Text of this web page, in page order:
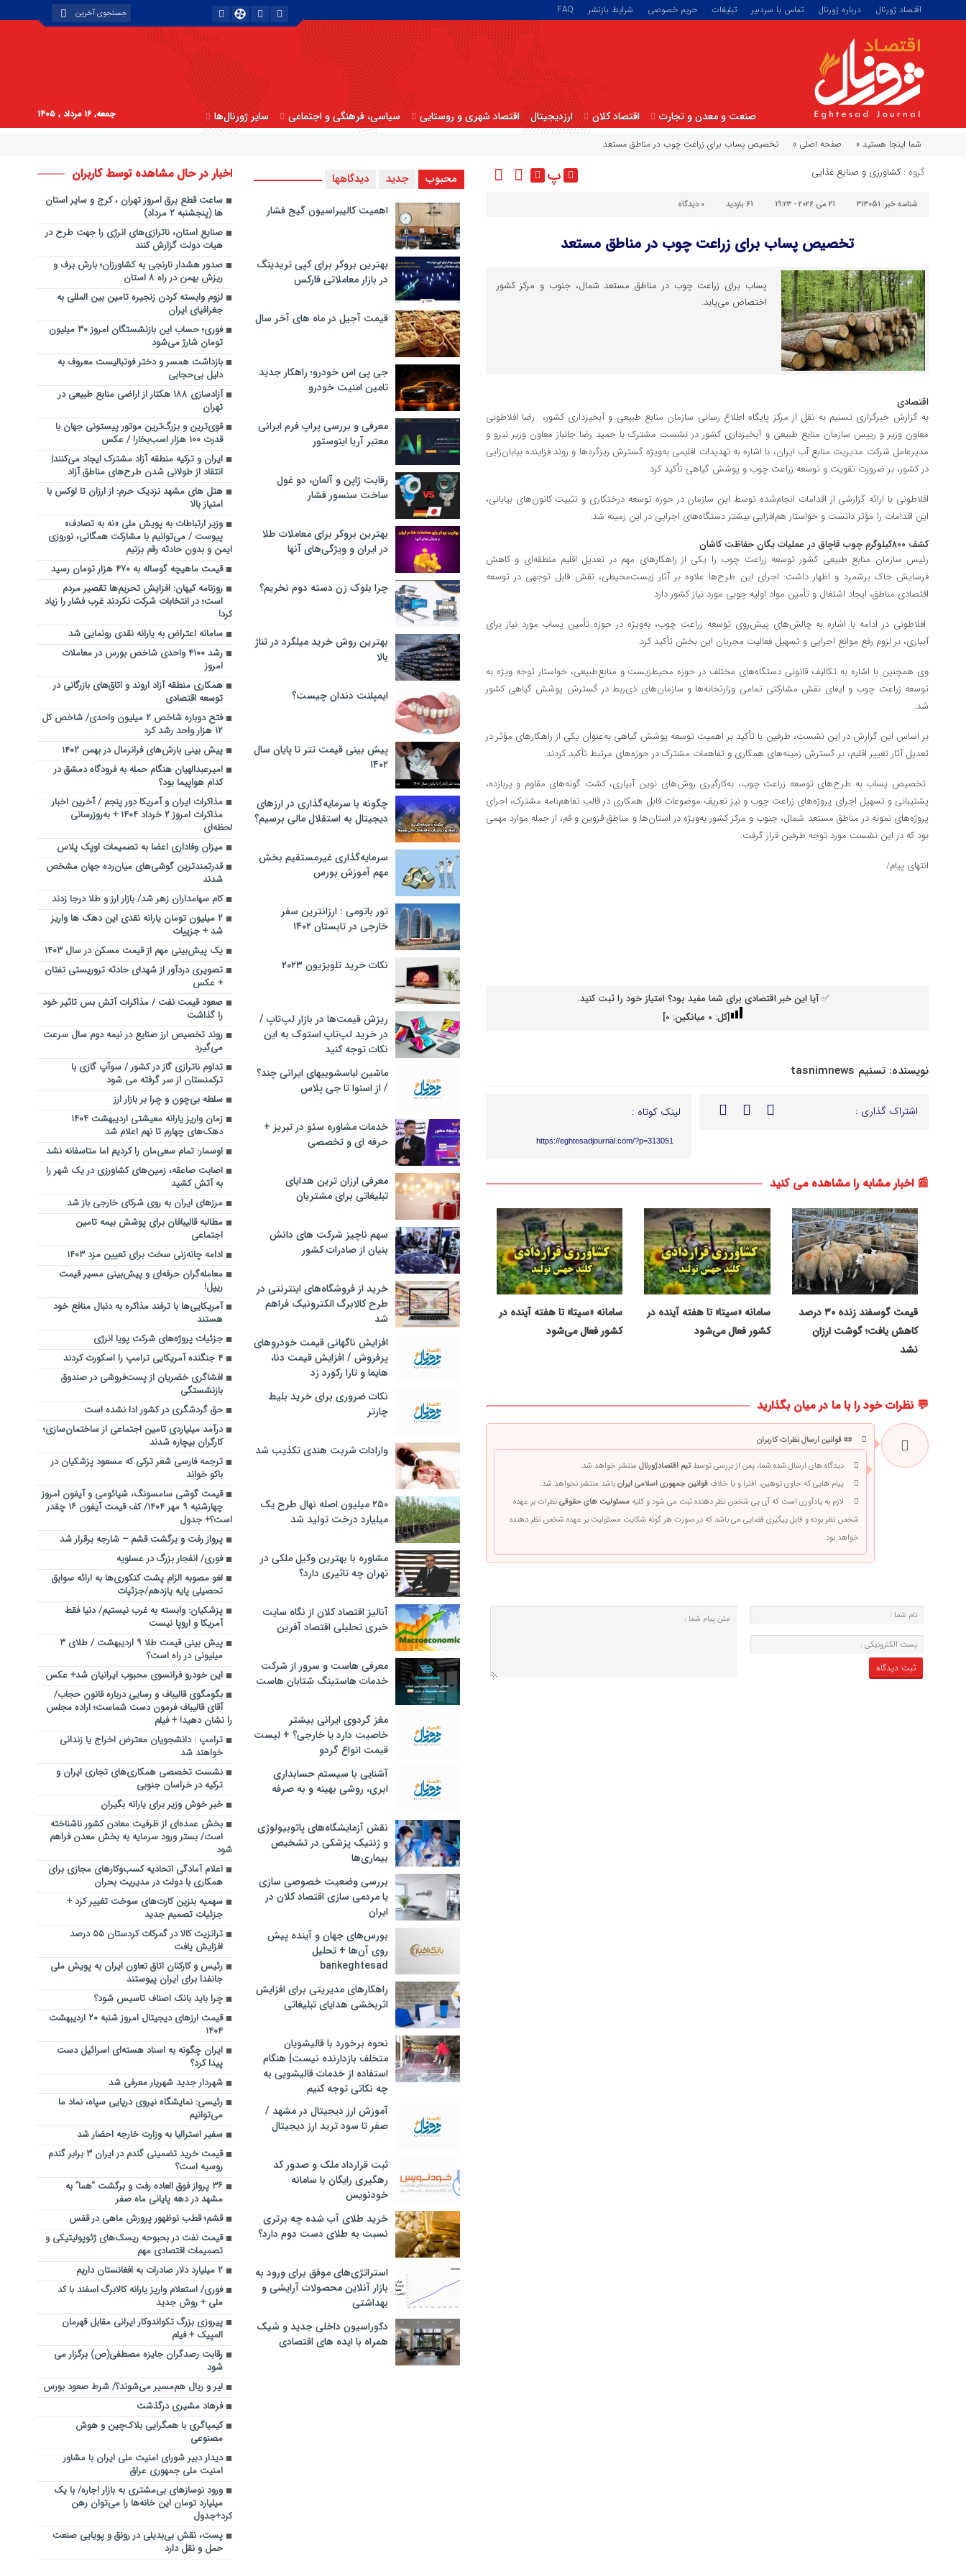
اقتصاد ژورنال درباره ژورنال تماس با سردبیر تبلیغات حریم خصوصی شرایط بازنشر FAQ
صنعت و معدن و تجارت اقتصاد کلان ارزدیجیتال اقتصاد شهری و روستایی سیاسی، فرهنگی و اجتماعی سایر ژورنال‌ها جمعه, ۱۶ مرداد , ۱۴۰۵
شما اینجا هستید » صفحه اصلی » تخصیص پساب برای زراعت چوب در مناطق مستعد
گروه :کشاورزی و صنایع غذایی پ
شناسه خبر: 313051 21 می 2026 - 19:23 61 بازدید ۰ دیدگاه
تخصیص پساب برای زراعت چوب در مناطق مستعد
پساب برای زراعت چوب در مناطق مستعد شمال، جنوب و مرکز کشور
اختصاص می‌یابد.
اقتصادی
به گزارش خبرگزاری تسنیم به نقل از مرکز پایگاه اطلاع رسانی سازمان منابع طبیعی و آبخیزداری کشور، رضا افلاطونی
معاون وزیر و رییس سازمان منابع طبیعی و آبخیزداری کشور در نشست مشترک با حمید رضا جانباز معاون وزیر نیرو و
مدیرعامل شرکت مدیریت منابع آب ایران، با اشاره به تهدیدات اقلیمی به‌ویژه گسترش ریزگردها و روند فزاینده بیابان‌زایی
در کشور، بر ضرورت تقویت و توسعه زراعت چوب و پوشش گیاهی تأکید کرد.
افلاطونی با ارائه گزارشی از اقدامات انجام‌شده توسط این سازمان در حوزه توسعه درختکاری و تثبیت کانون‌های بیابانی،
این اقدامات را مؤثر دانست و خواستار هم‌افزایی بیشتر دستگاه‌های اجرایی در این زمینه شد.
کشف ۸۰۰کیلوگرم چوب قاچاق در عملیات یگان حفاظت کاشان
رئیس سازمان منابع طبیعی کشور توسعه زراعت چوب را یکی از راهکارهای مهم در تعدیل اقلیم منطقه‌ای و کاهش
فرسایش خاک برشمرد و اظهار داشت: اجرای این طرح‌ها علاوه بر آثار زیست‌محیطی، نقش قابل توجهی در توسعه
اقتصادی مناطق، ایجاد اشتغال و تأمین مواد اولیه چوبی مورد نیاز کشور دارد.
افلاطونی در ادامه با اشاره به چالش‌های پیش‌روی توسعه زراعت چوب، به‌ویژه در حوزه تأمین پساب مورد نیاز برای
آبیاری، بر لزوم رفع موانع اجرایی و تسهیل فعالیت مجریان این بخش تأکید کرد.
وی همچنین با اشاره به تکالیف قانونی دستگاه‌های مختلف در حوزه محیط‌زیست و منابع‌طبیعی، خواستار توجه ویژه به
توسعه زراعت چوب و ایفای نقش مشارکتی تمامی وزارتخانه‌ها و سازمان‌های ذی‌ربط در گسترش پوشش گیاهی کشور
شد.
بر اساس این گزارش در این نشست، طرفین با تأکید بر اهمیت توسعه پوشش گیاهی به‌عنوان یکی از راهکارهای مؤثر در
تعدیل آثار تغییر اقلیم، بر گسترش زمینه‌های همکاری و تفاهمات مشترک در حوزه‌های مرتبط تأکید کردند.
تخصیص پساب به طرح‌های توسعه زراعت چوب، به‌کارگیری روش‌های نوین آبیاری، کشت گونه‌های مقاوم و پربازده،
پشتیبانی و تسهیل اجرای پروژه‌های زراعت چوب و نیز تعریف موضوعات قابل همکاری در قالب تفاهم‌نامه مشترک، اجرای
پروژه‌های نمونه در مناطق مستعد شمال، جنوب و مرکز کشور به‌ویژه در استان‌ها و مناطق قزوین و قم، از جمله موارد مهمی
بود که در این نشست مورد توجه طرفین قرار گرفت.
انتهای پیام/
✅ آیا این خبر اقتصادی برای شما مفید بود؟ امتیاز خود را ثبت کنید.
[کل: 0 میانگین: 0
]
نویسنده: تسنیم tasnimnews
اشتراک گذاری : لینک کوتاه :
https://eghtesadjournal.com/?p=313051
📰 اخبار مشابه را مشاهده می کنید
قیمت گوسفند زنده ۳۰ درصد
کاهش یافت؛ گوشت ارزان
نشد
سامانه «سیتا» تا هفته آینده در
کشور فعال می‌شود
سامانه «سیتا» تا هفته آینده در
کشور فعال می‌شود
💬 نظرات خود را با ما در میان بگذارید
📜 قوانین ارسال نظرات کاربران
دیدگاه های ارسال شده شما، پس از بررسی توسط تیم اقتصادژورنال منتشر خواهد شد.
پیام هایی که حاوی توهین، افترا و یا خلاف قوانین جمهوری اسلامی ایرانباشد منتشر نخواهد شد.
لازم به یادآوری است که آی پی شخص نظر دهنده ثبت می شود و کلیه مسئولیت های حقوقینظرات بر عهده
شخص نظر بوده و قابل پیگیری قضایی می باشد که در صورت هر گونه شکایت مسئولیت بر عهده شخص نظر دهنده
خواهد بود.
محبوب جدید دیدگاهها
اهمیت کالیبراسیون گیج فشار
بهترین بروکر برای کپی‌ تریدینگ
در بازار معاملاتی فارکس
قیمت آجیل در ماه های آخر سال
جی پی اس خودرو؛ راهکار جدید
تامین امنیت خودرو
معرفی و بررسی پراپ فرم ایرانی
معتبر آریا اینوستور
رقابت ژاپن و آلمان، دو غول
ساخت سنسور فشار
بهترین بروکر برای معاملات طلا
در ایران و ویژگی‌های آنها
چرا بلوک زن دسته دوم نخریم؟
بهترین روش خرید میلگرد در تناژ
بالا
ایمپلنت دندان چیست؟
پیش بینی قیمت تتر تا پایان سال
۱۴۰۲
چگونه با سرمایه‌گذاری در ارزهای
دیجیتال به استقلال مالی برسیم؟
سرمایه‌گذاری غیرمستقیم بخش
مهم آموزش بورس
تور باتومی : ارزانترین سفر
خارجی در تابستان ۱۴۰۲
نکات خرید تلویزیون ۲۰۲۳
ریزش قیمت‌ها در بازار لپ‌تاپ /
در خرید لپ‌تاپ استوک به این
نکات توجه کنید
ماشین لباسشویی‎های ایرانی چند؟
/ از اسنوا تا جی پلاس
خدمات مشاوره سئو در تبریز +
حرفه ای و تخصصی
معرفی ارزان ترین هدایای
تبلیغاتی برای مشتریان
سهم ناچیز شرکت های دانش
بنیان از صادرات کشور
خرید از فروشگاه‌های اینترنتی در
طرح کالابرگ الکترونیک فراهم
شد
افزایش ناگهانی قیمت خودروهای
پرفروش / افزایش قیمت دنا،
هایما و تارا رکورد زد
نکات ضروری برای خرید بلیط
چارتر
وارادات شربت هندی تکذیب شد
۲۵۰ میلیون اصله نهال طرح یک
میلیارد درخت تولید شد
مشاوره با بهترین وکیل ملکی در
تهران چه تاثیری دارد؟
آنالیز اقتصاد کلان از نگاه سایت
خبری تحلیلی اقتصاد آفرین
معرفی هاست و سرور از شرکت
خدمات هاستینگ شتابان هاست
مغز گردوی ایرانی بیشتر
خاصیت دارد یا خارجی؟ + لیست
قیمت انواع گردو
آشنایی با سیستم حسابداری
ابری، روشی بهینه و به صرفه
نقش آزمایشگاه‌های پاتوبیولوژی
و ژنتیک پزشکی در تشخیص
بیماری‌ها
بررسی وضعیت خصوصی سازی
یا مردمی سازی اقتصاد کلان در
ایران
بورس‌های جهان و آینده پیش
روی آن‌ها + تحلیل
bankeghtesad
راهکارهای مدیریتی برای افزایش
اثربخشی هدایای تبلیغاتی
نحوه برخورد با قالیشویان
متخلف بازدارنده نیست| هنگام
استفاده از خدمات قالیشویی به
چه نکاتی توجه کنیم
آموزش ارز دیجیتال در مشهد /
صفر تا سود ترید ارز دیجیتال
ثبت قرارداد ملک و صدور کد
رهگیری رایگان با سامانه
خودنویس
خرید طلای آب شده چه برتری
نسبت به طلای دست دوم دارد؟
استراتژی‌های موفق برای ورود به
بازار آنلاین محصولات آرایشی و
بهداشتی
دکوراسیون داخلی جدید و شیک
همراه با ایده های اقتصادی
اخبار در حال مشاهده توسط کاربران
ساعت قطع برق امروز تهران ، کرج و سایر استان
‌ها (پنجشنبه ۲ مرداد)
صنایع استان، ناترازی‌های انرژی را جهت طرح در
هیات دولت گزارش کنند
صدور هشدار نارنجی به کشاورزان؛ بارش برف و
ریزش بهمن در راه ۸ استان
لزوم وابسته کردن زنجیره تامین بین المللی به
جغرافیای ایران
فوری؛ حساب این بازنشستگان امروز ۳۰ میلیون
تومان شارژ می‌شود
بازداشت همسر و دختر فوتبالیست معروف به
دلیل بی‌حجابی
آزادسازی ۱۸۸ هکتار از اراضی منابع طبیعی در
تهران
قوی‌ترین و بزرگ‌ترین موتور پیستونی جهان با
قدرت ۱۰۰ هزار اسب‌بخار! / عکس
ایران و ترکیه منطقه آزاد مشترک ایجاد می‌کنند|
انتقاد از طولانی شدن طرح‌های مناطق آزاد
هتل های مشهد نزدیک حرم: از ارزان تا لوکس با
امتیاز بالا
وزیر ارتباطات به پویش ملی «نه به تصادف»
پیوست / می‌توانیم با مشارکت همگانی، نوروزی
ایمن و بدون حادثه رقم بزنیم
قیمت ماهیچه گوساله به ۴۷۰ هزار تومان رسید
روزنامه کیهان: افزایش تحریم‌ها تقصیر مردم
است؛ در انتخابات شرکت نکردند غرب فشار را زیاد
کرد!
سامانه اعتراض به یارانه نقدی رونمایی شد
رشد ۴۱۰۰ واحدی شاخص بورس در معاملات
امروز
همکاری منطقه آزاد اروند و اتاق‌های بازرگانی در
توسعه اقتصادی
فتح دوباره شاخص ۲ میلیون واحدی/ شاخص کل
۱۲ هزار واحد رشد کرد
پیش بینی بارش‌های فرانرمال در بهمن ۱۴۰۲
امیرعبدالهیان هنگام حمله به فرودگاه دمشق در
کدام هواپیما بود؟
مذاکرات ایران و آمریکا دور پنجم / آخرین اخبار
مذاکرات امروز ۲ خرداد ۱۴۰۴ + به‌روزرسانی
لحظه‌ای
میزان وفاداری اعضا به تصمیمات اوپک پلاس
قدرتمندترین گوشی‌های میان‌رده جهان مشخص
شدند
کام سهامداران زهر شد/ بازار ارز و طلا درجا زدند
۲ میلیون تومان یارانه نقدی این دهک ها واریز
شد + جزییات
یک پیش‌بینی مهم از قیمت مسکن در سال ۱۴۰۳
تصویری دردآور از شهدای حادثه تروریستی تفتان
+ عکس
صعود قیمت نفت / مذاکرات آتش بس تاثیر خود
را گذاشت
روند تخصیص ارز صنایع در نیمه دوم سال سرعت
می‌گیرد
تداوم ناترازی گاز در کشور / سوآپ گازی با
ترکمنستان از سر گرفته می شود
سلطه بی‌چون و چرا بر بازار ارز
زمان واریز یارانه معیشتی اردیبهشت ۱۴۰۴
دهک‌های چهارم تا نهم اعلام شد
اوسمار: تمام سعی‌مان را کردیم اما متاسفانه نشد
اصابت صاعقه، زمین‌های کشاورزی در یک شهر را
به آتش کشید
مرزهای ایران به روی شرکای خارجی باز شد
مطالبه قالیبافان برای پوشش بیمه تامین
اجتماعی
ادامه چانه‌زنی سخت برای تعیین مزد ۱۴۰۳
معامله‌گران حرفه‌ای و پیش‌بینی مسیر قیمت
ریپل!
آمریکایی‌ها با ترفند مذاکره به دنبال منافع خود
هستند
جزئیات پروژه‌های شرکت پویا انرژی
۴ جنگنده آمریکایی ترامپ را اسکورت کردند
افشاگری خضریان از پست‌فروشی در صندوق
بازنشستگی
حق گردشگری در کشور ادا نشده است
درآمد میلیاردی تامین اجتماعی از ساختمان‌سازی؛
کارگران بیچاره شدند
ترجمه فارسی شعر ترکی که مسعود پزشکیان در
باکو خواند
قیمت گوشی سامسونگ، شیائومی و آیفون امروز
چهارشنبه ۹ مهر ۱۴۰۴/ کف قیمت آیفون ۱۶ چقدر
است؟+ جدول
پرواز رفت و برگشت قشم – شارجه برقرار شد
فوری/ انفجار بزرگ در عسلویه
لغو مصوبه الزام پشت کنکوری‌ها به ارائه سوابق
تحصیلی پایه یازدهم/جزئیات
پزشکیان: وابسته به غرب نیستیم/ دنیا فقط
آمریکا و اروپا نیست
پیش بینی قیمت طلا ۹ اردیبهشت / طلای ۳
میلیونی در راه است؟
این خودرو فرانسوی محبوب ایرانیان شد+ عکس
بگومگوی قالیباف و رسایی درباره قانون حجاب/
آقای قالیباف فرمون دست شماست؛ اراده مجلس
را نشان دهید! + فیلم
ترامپ : دانشجویان معترض اخراج یا زندانی
خواهند شد
نشست تخصصی همکاری‌های تجاری ایران و
ترکیه در خراسان جنوبی
خبر خوش وزیر برای یارانه بگیران
بخش عمده‌ای از ظرفیت معادن کشور ناشناخته
است/ بستر ورود سرمایه‌ به بخش معدن فراهم
شود
اعلام آمادگی اتحادیه کسب‌وکارهای مجازی برای
همکاری با دولت در مدیریت بحران
سهمیه بنزین کارت‌های سوخت تغییر کرد +
جزئیات تصمیم جدید
ترانزیت کالا در گمرکات کردستان ۵۵ درصد
افزایش یافت
رئیس و کارکنان اتاق تعاون ایران به پویش ملی
جانفدا برای ایران پیوستند
چرا باید بانک اصناف تاسیس شود؟
قیمت ارز‌های دیجیتال امروز شنبه ۲۰ اردیبهشت
۱۴۰۴
ایران چگونه به اسناد هسته‌ای اسرائیل دست
پیدا کرد؟
شهردار جدید شهریار معرفی شد
رئیسی: نمایشگاه نیروی دریایی سپاه،‌ نماد ما
می‌توانیم
سفیر استرالیا به وزارت خارجه احضار شد
قیمت خرید تضمینی گندم در ایران ۳ برابر گندم
روسیه است؟
۳۶ پرواز فوق العاده رفت و برگشت “هما” به
مشهد در دهه‌ پایانی ماه صفر
قشم؛ قطب نوظهور پرورش ماهی در قفس
قیمت نفت در بحبوحه ریسک‌های ژئوپولیتیکی و
تصمیمات اقتصادی مهم
۲ میلیارد دلار صادرات به افغانستان داریم
فوری/ استعلام واریز یارانه کالابرگ اسفند با کد
ملی + روش جدید
پیروزی بزرگ تکواندوکار ایرانی مقابل قهرمان
المپیک + فیلم
رقابت رصدگران جایزه مصطفی(ص) برگزار می
شود
لیر و ریال هم‌مسیر می‌شوند؟/ شرط صعود بورس
فرهاد مشیری درگذشت
کیمیاگری با همگرایی بلاک‌چین و هوش
مصنوعی
دیدار دبیر شورای امنیت ملی ایران با مشاور
امنیت ملی جمهوری عراق
ورود نوسازهای بی‌مشتری به بازار اجاره/ با یک
میلیارد تومان این خانه‌ها را می‌توان رهن
کرد+جدول
پست، نقش بی‌بدیلی در رونق و پویایی صنعت
حمل و نقل دارد